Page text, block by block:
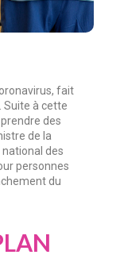
fait
Suite à cette
des
de la
des
personnes
du